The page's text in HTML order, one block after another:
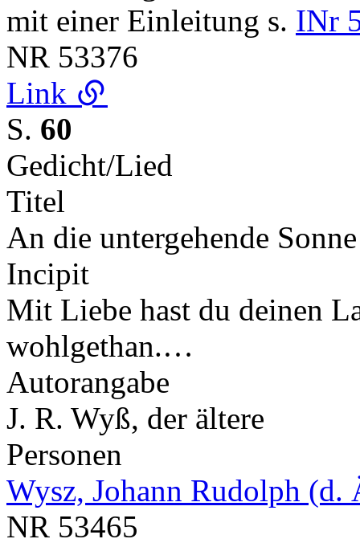
mit einer Einleitung s. INr
NR 53376
Link
S. 60
Gedicht/Lied
Titel
An die untergehende Sonne
Incipit
Mit Liebe hast du deinen
wohlgethan.…
Autorangabe
J. R. Wyß, der ältere
Personen
Wysz, Johann Rudolph (d.
NR 53465